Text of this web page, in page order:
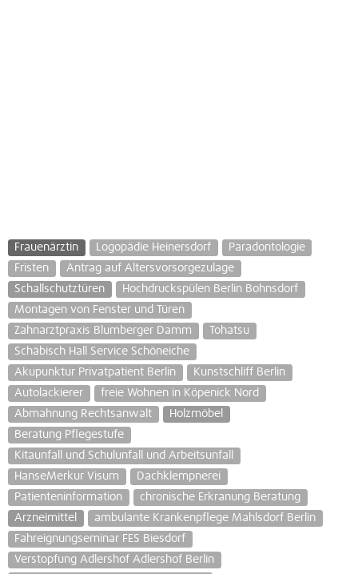
Frauenärztin Logopädie Heinersdorf
Paradontologie
Fristen
Antrag auf Altersvorsorgezulage
Schallschutztüren
Hochdruckspülen Berlin Bohnsdorf
Montagen von Fenster und Türen
Zahnarztpraxis Blumberger Damm
Tohatsu
Schäbisch Hall Service Schöneiche
Akupunktur Privatpatient Berlin
Kunstschliff Berlin
Autolackierer
freie Wohnen in Köpenick Nord
Abmahnung Rechtsanwalt
Holzmöbel
Beratung Pflegestufe
Kitaunfall und Schulunfall und Arbeitsunfall
HanseMerkur Visum
Dachklempnerei
Patienteninformation
chronische Erkranung Beratung
Arzneimittel
ambulante Krankenpflege Mahlsdorf Berlin
Fahreignungseminar FES Biesdorf
Verstopfung Adlershof Adlershof Berlin